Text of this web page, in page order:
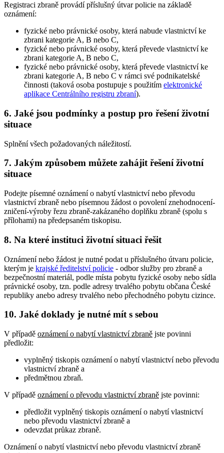
Registraci zbraně provádí příslušný útvar policie na základě
oznámení:
fyzické nebo právnické osoby, která nabude vlastnictví ke
zbrani kategorie A, B nebo C,
fyzické nebo právnické osoby, která převede vlastnictví ke
zbrani kategorie A, B nebo C,
fyzické nebo právnické osoby, která převede vlastnictví ke
zbrani kategorie A, B nebo C v rámci své podnikatelské
činnosti (taková osoba postupuje s použitím elektronické
aplikace Centrálního registru zbraní).
6. Jaké jsou podmínky a postup pro řešení životní
situace
Splnění všech požadovaných náležitostí.
7. Jakým způsobem můžete zahájit řešení životní
situace
Podejte písemné oznámení o nabytí vlastnictví nebo převodu
vlastnictví zbraně nebo písemnou žádost o povolení znehodnocení-
zničení-výroby řezu zbraně-zakázaného doplňku zbraně (spolu s
přílohami) na předepsaném tiskopisu.
8. Na které instituci životní situaci řešit
Oznámení nebo žádost je nutné podat u příslušného útvaru policie,
kterým je krajské ředitelství policie - odbor služby pro zbraně a
bezpečnostní materiál, podle místa pobytu fyzické osoby nebo sídla
právnické osoby, tzn. podle adresy trvalého pobytu občana České
republiky anebo adresy trvalého nebo přechodného pobytu cizince.
10. Jaké doklady je nutné mít s sebou
V případě oznámení o nabytí vlastnictví zbraně jste povinni
předložit:
vyplněný tiskopis oznámení o nabytí vlastnictví nebo převodu
vlastnictví zbraně a
předmětnou zbraň.
V případě oznámení o převodu vlastnictví zbraně jste povinni:
předložit vyplněný tiskopis oznámení o nabytí vlastnictví
nebo převodu vlastnictví zbraně a
odevzdat průkaz zbraně.
Oznámení o nabytí vlastnictví nebo převodu vlastnictví zbraně